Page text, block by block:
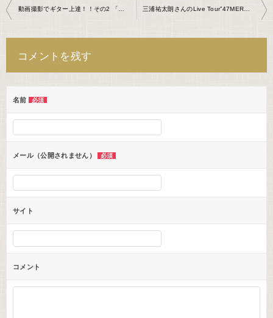
投
ー
シ
ョ
ン
コメントを残す
名前 必須
メール（公開されません） 必須
サイト
コメント